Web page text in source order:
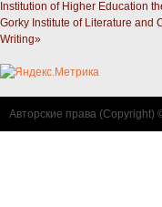
Institution of Higher Education
Gorky Institute of Literature and
Writing»
Авторские права (Copyright)